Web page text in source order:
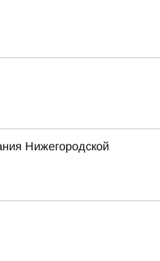
Нижегородской